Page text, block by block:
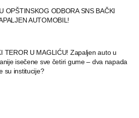
OPŠTINSKOG ODBORA SNS BAČKI
AUTOMOBIL!
TEROR U MAGLIĆU! Zapaljen auto u
isečene sve četiri gume – dva napada
su institucije?